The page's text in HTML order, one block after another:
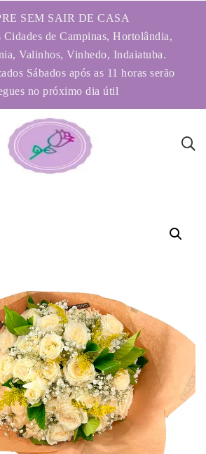
SEM SAIR DE CASA
Cidades de Campinas, Hortolândia,
Valinhos, Vinhedo, Indaiatuba.
Sábados após as 11 horas serão
no próximo dia útil